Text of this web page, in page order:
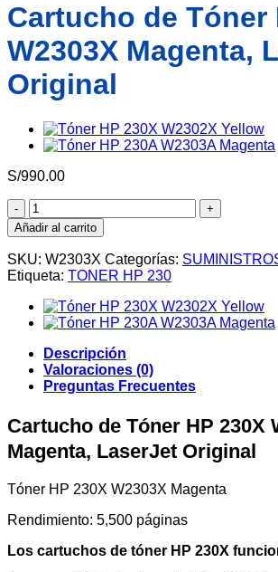
Cartucho de Tóner
W2303X Magenta,
Original
S/990.00
Cartucho
de
Tóner
HP
230X
W2303X
Magenta,
LaserJet
cantidad
Añadir al carrito
SKU: W2303X Categorías:
Etiqueta: TONER HP 230
Descripción
Valoraciones (0)
Preguntas Frecuentes
Cartucho de Tóner HP 230X
Magenta, LaserJet Original
Tóner HP 230X W2303X Magenta
Rendimiento: 5,500 páginas
Los cartuchos de tóner HP 230X